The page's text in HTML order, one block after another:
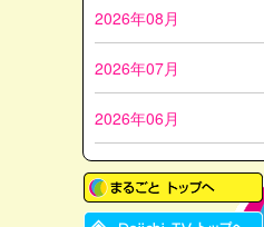
2026年08月
2026年07月
2026年06月